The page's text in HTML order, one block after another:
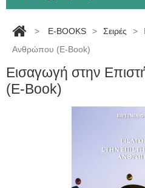
> E-BOOKS > Σειρές >
Ανθρώπου (E-Book)
Εισαγωγή στην
(E-Book)